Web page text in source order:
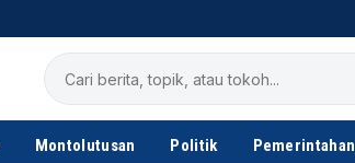
Cari
berita
Montolutusan Politik Pemerintahan